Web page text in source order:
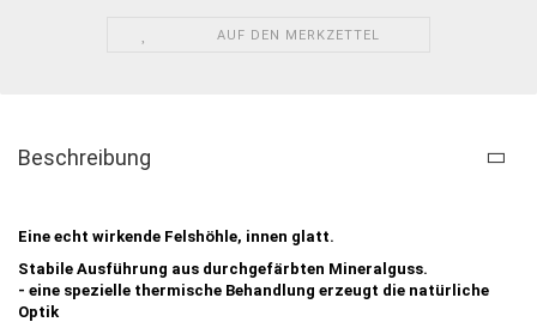
AUF DEN MERKZETTEL
Beschreibung
Eine echt wirkende Felshöhle, innen glatt.
Stabile Ausführung aus durchgefärbten Mineralguss.
- eine spezielle thermische Behandlung erzeugt die natürliche
Optik